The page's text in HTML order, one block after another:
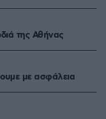
της Αθήνας
με ασφάλεια